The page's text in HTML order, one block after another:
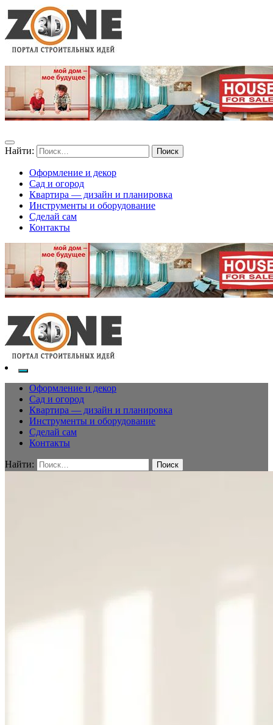
Найти:
Оформление и декор
Сад и огород
Квартира — дизайн и планировка
Инструменты и оборудование
Сделай сам
Контакты
Оформление и декор
Сад и огород
Квартира — дизайн и планировка
Инструменты и оборудование
Сделай сам
Контакты
Найти: